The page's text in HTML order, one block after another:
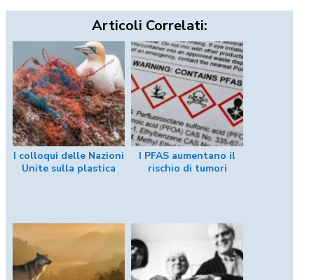
Articoli Correlati:
I colloqui delle Nazioni
Unite sulla plastica
I PFAS aumentano il
rischio di tumori